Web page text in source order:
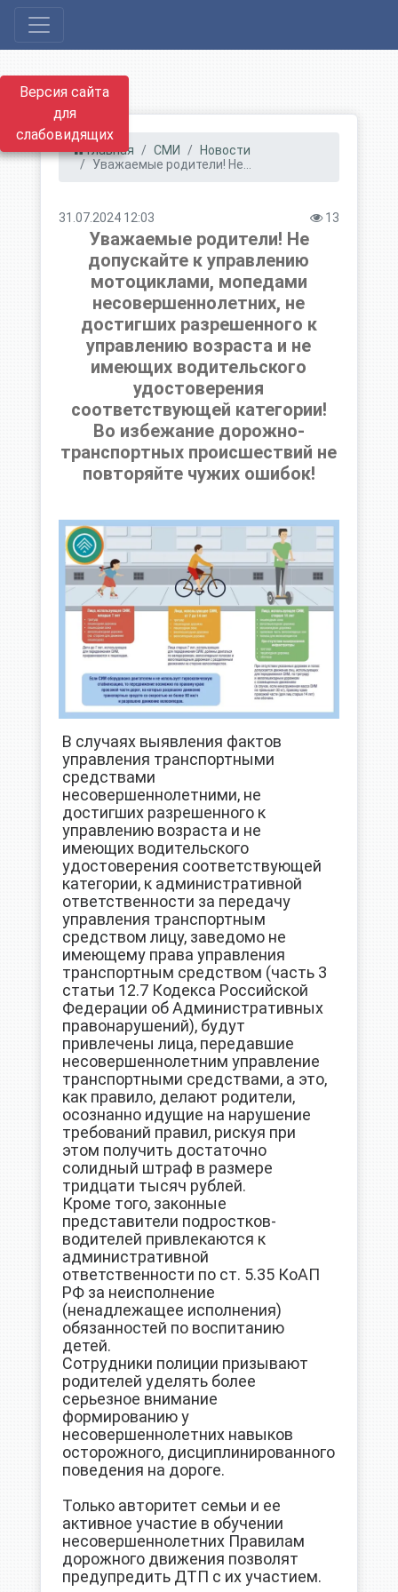
Версия сайта
для
слабовидящих
Главная СМИ
Новости
Уважаемые родители! Не...
31.07.2024 12:03 13
Уважаемые родители! Не
допускайте к управлению
мотоциклами, мопедами
несовершеннолетних, не
достигших разрешенного к
управлению возраста и не
имеющих водительского
удостоверения
соответствующей категории!
Во избежание дорожно-
транспортных происшествий не
повторяйте чужих ошибок!
В случаях выявления фактов
управления транспортными
средствами
несовершеннолетними, не
достигших разрешенного к
управлению возраста и не
имеющих водительского
удостоверения соответствующей
категории, к административной
ответственности за передачу
управления транспортным
средством лицу, заведомо не
имеющему права управления
транспортным средством (часть 3
статьи 12.7 Кодекса Российской
Федерации об Административных
правонарушений), будут
привлечены лица, передавшие
несовершеннолетним управление
транспортными средствами, а это,
как правило, делают родители,
осознанно идущие на нарушение
требований правил, рискуя при
этом получить достаточно
солидный штраф в размере
тридцати тысяч рублей.
Кроме того, законные
представители подростков-
водителей привлекаются к
административной
ответственности по ст. 5.35 КоАП
РФ за неисполнение
(ненадлежащее исполнения)
обязанностей по воспитанию
детей.
Сотрудники полиции призывают
родителей уделять более
серьезное внимание
формированию у
несовершеннолетних навыков
осторожного, дисциплинированного
поведения на дороге.
Только авторитет семьи и ее
активное участие в обучении
несовершеннолетних Правилам
дорожного движения позволят
предупредить ДТП с их участием.